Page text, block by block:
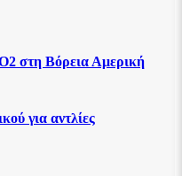
στη Βόρεια Αμερική
για αντλίες